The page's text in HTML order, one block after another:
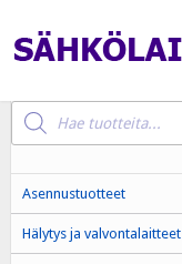
Products
search
Asennustuotteet
Hälytys ja valvontalaitteet